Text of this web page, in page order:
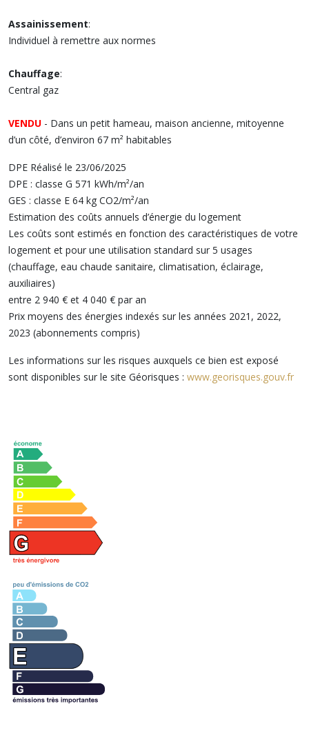
Assainissement:
Individuel à remettre aux normes
Chauffage:
Central gaz
VENDU - Dans un petit hameau, maison ancienne, mitoyenne
d’un côté, d’environ 67 m² habitables
DPE Réalisé le 23/06/2025
DPE : classe G 571 kWh/m²/an
GES : classe E 64 kg CO2/m²/an
Estimation des coûts annuels d’énergie du logement
Les coûts sont estimés en fonction des caractéristiques de votre
logement et pour une utilisation standard sur 5 usages
(chauffage, eau chaude sanitaire, climatisation, éclairage,
auxiliaires)
entre 2 940 € et 4 040 € par an
Prix moyens des énergies indexés sur les années 2021, 2022,
2023 (abonnements compris)
Les informations sur les risques auxquels ce bien est exposé
sont disponibles sur le site Géorisques : www.georisques.gouv.fr